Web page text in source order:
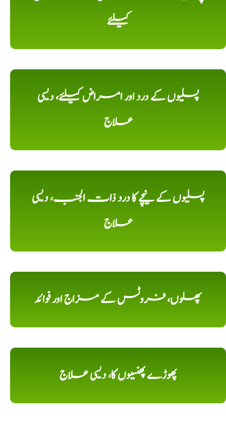
کیلئے
پسلیوں کے درد اور امراض کیلئے، دیسی
علاج
پسلیوں کے نیچے کا درد ذات الجنب، دیسی
علاج
پھلوں، فروٹس کے مزاج اور فوائد
پھوڑے پھنسیوں کا، دیسی علاج